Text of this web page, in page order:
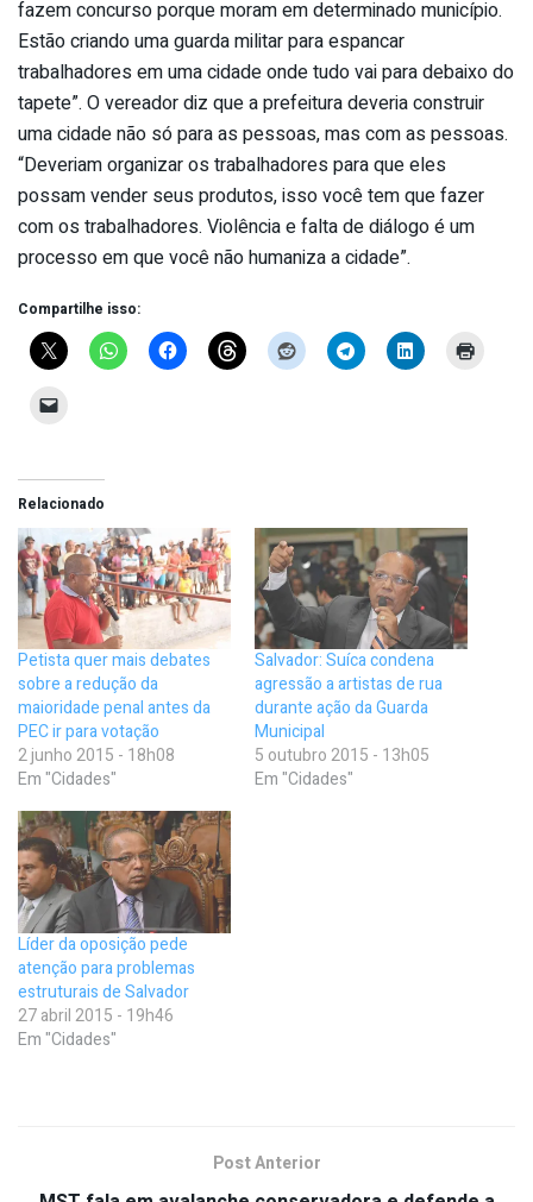
fazem concurso porque moram em determinado município.
Estão criando uma guarda militar para espancar
trabalhadores em uma cidade onde tudo vai para debaixo do
tapete”. O vereador diz que a prefeitura deveria construir
uma cidade não só para as pessoas, mas com as pessoas.
“Deveriam organizar os trabalhadores para que eles
possam vender seus produtos, isso você tem que fazer
com os trabalhadores. Violência e falta de diálogo é um
processo em que você não humaniza a cidade”.
Compartilhe isso:
Relacionado
Petista quer mais debates
sobre a redução da
maioridade penal antes da
PEC ir para votação
2 junho 2015 - 18h08
Em "Cidades"
Salvador: Suíca condena
agressão a artistas de rua
durante ação da Guarda
Municipal
5 outubro 2015 - 13h05
Em "Cidades"
Líder da oposição pede
atenção para problemas
estruturais de Salvador
27 abril 2015 - 19h46
Em "Cidades"
Post Anterior